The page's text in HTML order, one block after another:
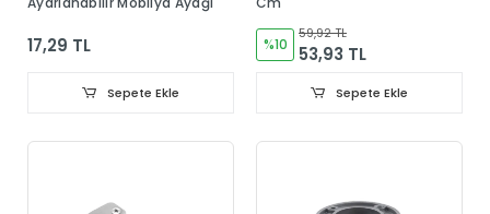
17,29 TL
Sepete Ekle
%10
59,92 TL
53,93 TL
Sepete Ekle